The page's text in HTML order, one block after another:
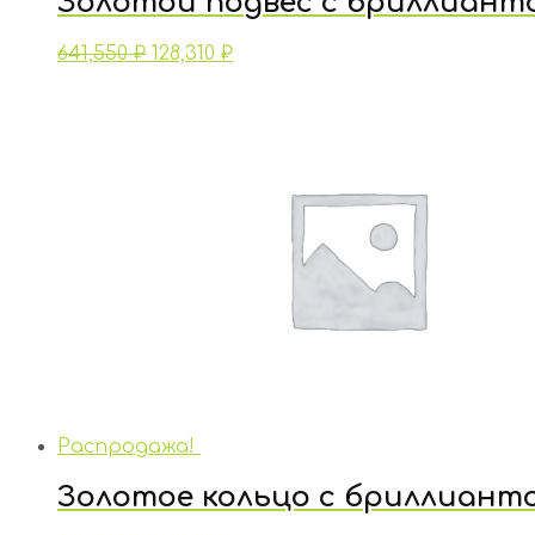
641,550₽ 128,310 ₽
Распродажа!
Золотое кольцо с